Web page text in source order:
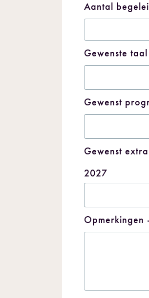
Aantal
Gewenste taal
Gewenst
Gewenst
2027
Opmerkingen